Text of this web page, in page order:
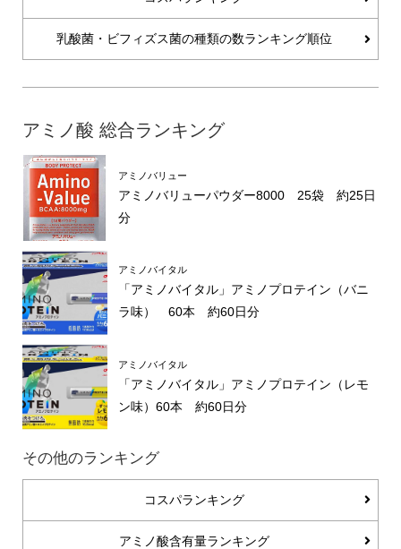
乳酸菌・ビフィズス菌の種類の数ランキング順位
アミノ酸 総合ランキング
アミノバリュー
アミノバリューパウダー8000 25袋 約25日
分
アミノバイタル
「アミノバイタル」アミノプロテイン（バニ
ラ味） 60本 約60日分
アミノバイタル
「アミノバイタル」アミノプロテイン（レモ
ン味）60本 約60日分
その他のランキング
コスパランキング
アミノ酸含有量ランキング